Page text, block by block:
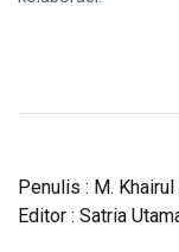
Penulis : M.
Editor : Satria